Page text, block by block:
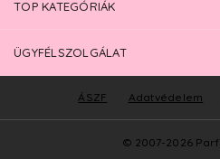
TOP KATEGÓRIÁK
ÜGYFÉLSZOLGÁLAT
© 2007-2026
ÁSZF Adatvédelem